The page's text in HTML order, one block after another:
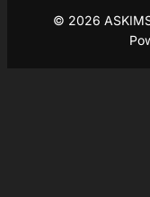
© 2026